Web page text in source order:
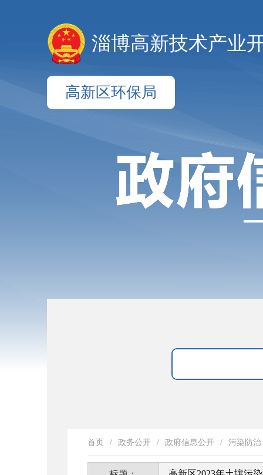
淄博高新技术产业
高新区环保局
首页 / 政务公开 / 政府信息公开 / 污染防治